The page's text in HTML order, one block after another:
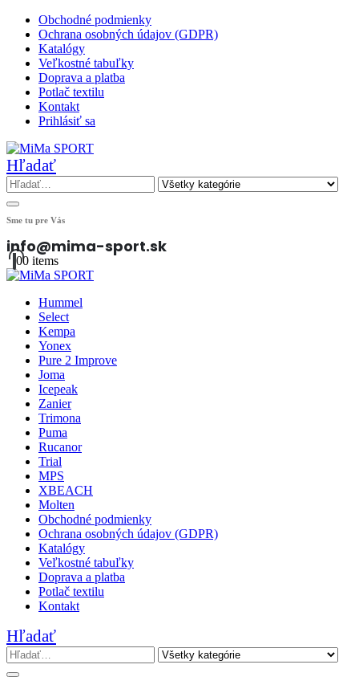
Obchodné podmienky
Ochrana osobných údajov (GDPR)
Katalógy
Veľkostné tabuľky
Doprava a platba
Potlač textilu
Kontakt
Prihlásiť sa
Hľadať
Sme tu pre Vás
info@mima-sport.sk
00 items
Hummel
Select
Kempa
Yonex
Pure 2 Improve
Joma
Icepeak
Zanier
Trimona
Puma
Rucanor
Trial
MPS
XBEACH
Molten
Obchodné podmienky
Ochrana osobných údajov (GDPR)
Katalógy
Veľkostné tabuľky
Doprava a platba
Potlač textilu
Kontakt
Hľadať